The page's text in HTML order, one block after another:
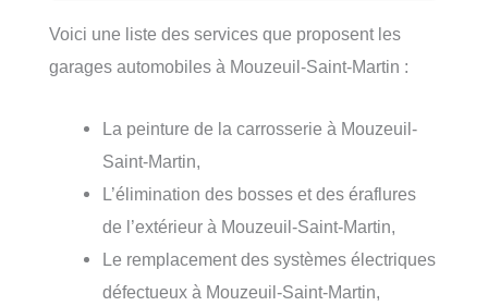
Voici une liste des services que proposent les
garages automobiles à Mouzeuil-Saint-Martin :
La peinture de la carrosserie à Mouzeuil-
Saint-Martin,
L’élimination des bosses et des éraflures
de l’extérieur à Mouzeuil-Saint-Martin,
Le remplacement des systèmes électriques
défectueux à Mouzeuil-Saint-Martin,